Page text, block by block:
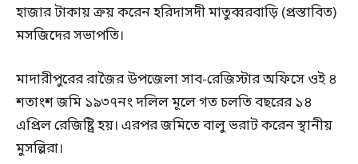
হাজার টাকায় ক্রয় করেন হরিদাসদী মাতুব্বরবাড়ি (প্রস্তাবিত)
মসজিদের সভাপতি।
মাদারীপুরের রাজৈর উপজেলা সাব-রেজিস্টার অফিসে ওই ৪
শতাংশ জমি ১৯৩৭নং দলিল মূলে গত চলতি বছরের ১৪
এপ্রিল রেজিষ্ট্রি হয়। এরপর জমিতে বালু ভরাট করেন স্থানীয়
মুসল্লিরা।